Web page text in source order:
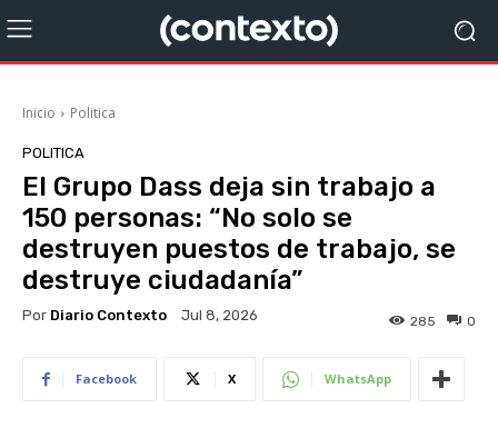
Inicio Politica
POLITICA
El Grupo Dass deja sin trabajo a
150 personas: “No solo se
destruyen puestos de trabajo, se
destruye ciudadanía”
Por Diario Contexto Jul 8, 2026 0
285
Facebook X WhatsApp